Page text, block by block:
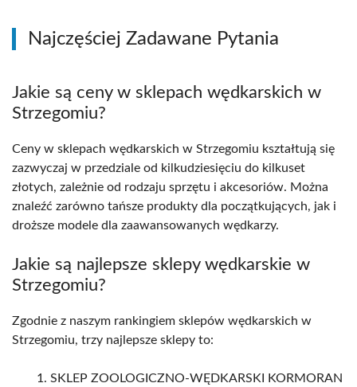
Najczęściej Zadawane Pytania
Jakie są ceny w sklepach wędkarskich w
Strzegomiu?
Ceny w sklepach wędkarskich w Strzegomiu kształtują się
zazwyczaj w przedziale od kilkudziesięciu do kilkuset
złotych, zależnie od rodzaju sprzętu i akcesoriów. Można
znaleźć zarówno tańsze produkty dla początkujących, jak i
droższe modele dla zaawansowanych wędkarzy.
Jakie są najlepsze sklepy wędkarskie w
Strzegomiu?
Zgodnie z naszym rankingiem sklepów wędkarskich w
Strzegomiu, trzy najlepsze sklepy to:
SKLEP ZOOLOGICZNO-WĘDKARSKI KORMORAN